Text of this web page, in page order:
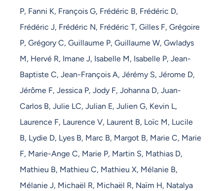
P, Fanni K, François G, Frédéric B, Frédéric D,
Frédéric J, Frédéric N, Frédéric T, Gilles F, Grégoire
P, Grégory C, Guillaume P, Guillaume W, Gwladys
M, Hervé R, Imane J, Isabelle M, Isabelle P, Jean-
Baptiste C, Jean-François A, Jérémy S, Jérome D,
Jérôme F, Jessica P, Jody F, Johanna D, Juan-
Carlos B, Julie LC, Julian E, Julien G, Kevin L,
Laurence F, Laurence V, Laurent B, Loïc M, Lucile
B, Lydie D, Lyes B, Marc B, Margot B, Marie C, Marie
F, Marie-Ange C, Marie P, Martin S, Mathias D,
Mathieu B, Mathieu C, Mathieu X, Mélanie B,
Mélanie J, Michaël R, Michaël R, Naïm H, Natalya